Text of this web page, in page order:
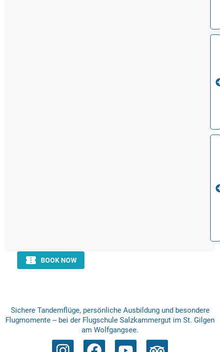
Sichere Tandemflüge, persönliche Ausbildung und besondere
Flugmomente – bei der Flugschule Salzkammergut im St. Gilgen
am Wolfgangsee.